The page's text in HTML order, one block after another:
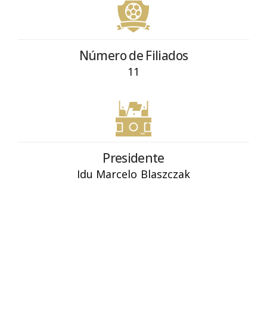
Número de Filiados
11
Presidente
Idu Marcelo Blaszczak